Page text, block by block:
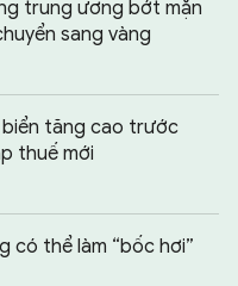
trung ương bớt mặn
sang vàng
tăng cao trước
thuế mới
có thể làm “bốc hơi”